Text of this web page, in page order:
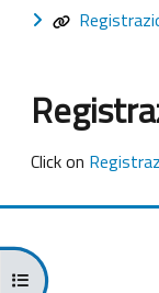
Open course index
Completion
Click on